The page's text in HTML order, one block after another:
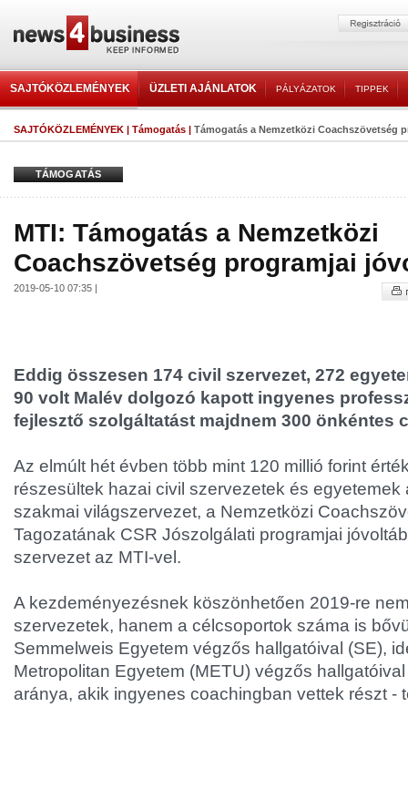
SAJTÓKÖZLEMÉNYEK ÜZLETI AJÁNLATOK PÁLYÁZATOK TIPPEK
SAJTÓKÖZLEMÉNYEK | Támogatás | Támogatás a Nemzetközi Coachszövetség
TÁMOGATÁS
MTI: Támogatás a Nemzetközi
Coachszövetség programjai
2019-05-10 07:35 |
Eddig összesen 174 civil szervezet, 272
90 volt Malév dolgozó kapott ingyenes
fejlesztő szolgáltatást majdnem 300 önkéntes
Az elmúlt hét évben több mint 120 millió forint
részesültek hazai civil szervezetek és
szakmai világszervezet, a Nemzetközi
Tagozatának CSR Jószolgálati programjai
szervezet az MTI-vel.
A kezdeményezésnek köszönhetően 2019-re
szervezetek, hanem a célcsoportok száma is
Semmelweis Egyetem végzős hallgatóival (SE),
Metropolitan Egyetem (METU) végzős
aránya, akik ingyenes coachingban vettek részt -